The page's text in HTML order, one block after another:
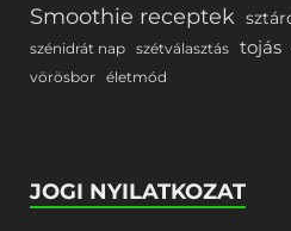
Smoothie receptek
szénidrát nap szétválasztás tojás
vörösbor életmód
JOGI NYILATKOZAT